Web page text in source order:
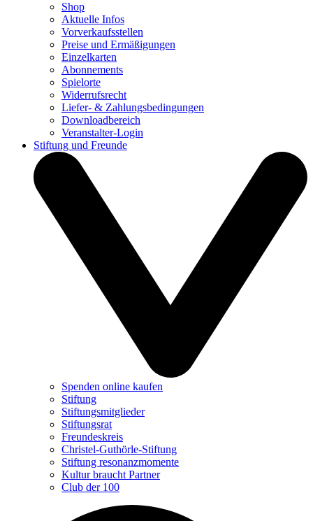
Shop
Aktuelle Infos
Vorverkaufsstellen
Preise und Ermäßigungen
Einzelkarten
Abonnements
Spielorte
Widerrufsrecht
Liefer- & Zahlungsbedingungen
Downloadbereich
Veranstalter-Login
Stiftung und Freunde
Spenden online kaufen
Stiftung
Stiftungsmitglieder
Stiftungsrat
Freundeskreis
Christel-Guthörle-Stiftung
Stiftung resonanzmomente
Kultur braucht Partner
Club der 100